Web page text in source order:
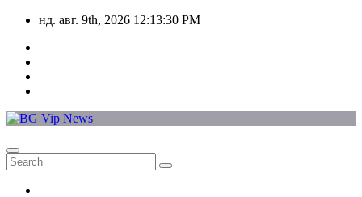
Skip
content
нд. авг. 9th, 2026 12:13:30 PM